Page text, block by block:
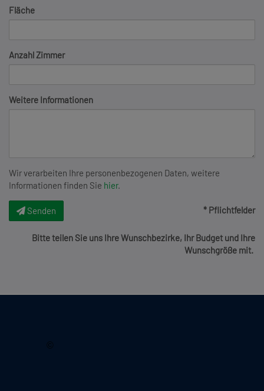
Fläche
Anzahl Zimmer
Weitere Informationen
Wir verarbeiten Ihre personenbezogenen Daten, weitere
Informationen finden Sie hier.
Senden * Pflichtfelder
Bitte teilen Sie uns Ihre Wunschbezirke, Ihr Budget und Ihre
Wunschgröße mit.
©